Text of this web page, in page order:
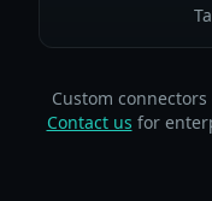
Custom
Contact us for